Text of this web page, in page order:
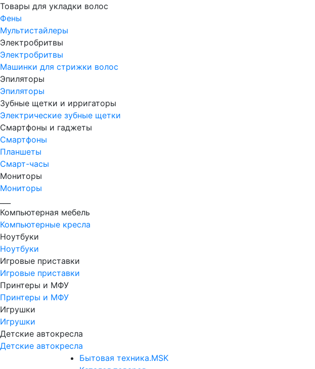
Товары для укладки волос
Фены
Мультистайлеры
Электробритвы
Электробритвы
Машинки для стрижки волос
Эпиляторы
Эпиляторы
Зубные щетки и ирригаторы
Электрические зубные щетки
Смартфоны и гаджеты
Смартфоны
Планшеты
Смарт-часы
Мониторы
Мониторы
Компьютерная мебель
Компьютерные кресла
Ноутбуки
Ноутбуки
Игровые приставки
Игровые приставки
Принтеры и МФУ
Принтеры и МФУ
Игрушки
Игрушки
Детские автокресла
Детские автокресла
Бытовая техника.MSK